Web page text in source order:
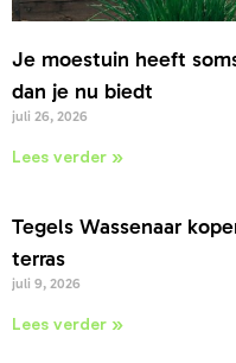
Je moestuin heeft
dan je nu biedt
juli 26, 2026
Lees verder »
Tegels Wassenaar
terras
juli 9, 2026
Lees verder »